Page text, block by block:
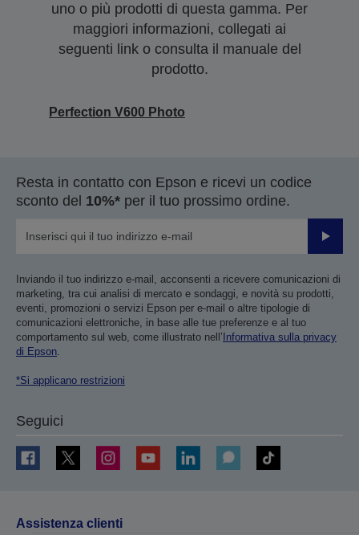
uno o più prodotti di questa gamma. Per
maggiori informazioni, collegati ai
seguenti link o consulta il manuale del
prodotto.
Perfection V600 Photo
Resta in contatto con Epson e ricevi un codice
sconto del 10%* per il tuo prossimo ordine.
Invia
Inviando il tuo indirizzo e-mail, acconsenti a ricevere comunicazioni di
marketing, tra cui analisi di mercato e sondaggi, e novità su prodotti,
eventi, promozioni o servizi Epson per e-mail o altre tipologie di
comunicazioni elettroniche, in base alle tue preferenze e al tuo
comportamento sul web, come illustrato nell’ Informativa sulla privacy
di Epson.
*Si applicano restrizioni
Seguici
Assistenza clienti